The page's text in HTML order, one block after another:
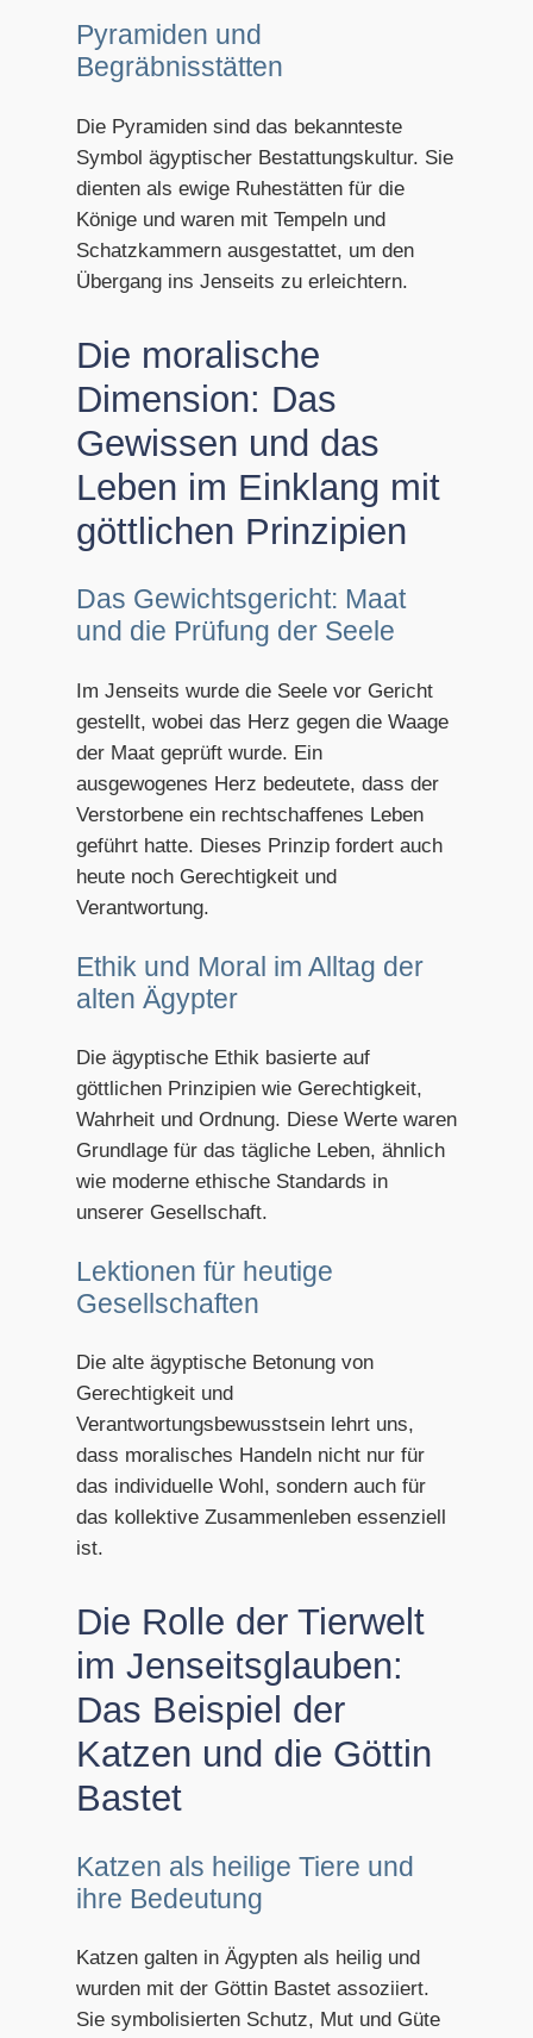
Pyramiden und
Begräbnisstätten
Die Pyramiden sind das bekannteste
Symbol ägyptischer Bestattungskultur. Sie
dienten als ewige Ruhestätten für die
Könige und waren mit Tempeln und
Schatzkammern ausgestattet, um den
Übergang ins Jenseits zu erleichtern.
Die moralische
Dimension: Das
Gewissen und das
Leben im Einklang mit
göttlichen Prinzipien
Das Gewichtsgericht: Maat
und die Prüfung der Seele
Im Jenseits wurde die Seele vor Gericht
gestellt, wobei das Herz gegen die Waage
der Maat geprüft wurde. Ein
ausgewogenes Herz bedeutete, dass der
Verstorbene ein rechtschaffenes Leben
geführt hatte. Dieses Prinzip fordert auch
heute noch Gerechtigkeit und
Verantwortung.
Ethik und Moral im Alltag der
alten Ägypter
Die ägyptische Ethik basierte auf
göttlichen Prinzipien wie Gerechtigkeit,
Wahrheit und Ordnung. Diese Werte waren
Grundlage für das tägliche Leben, ähnlich
wie moderne ethische Standards in
unserer Gesellschaft.
Lektionen für heutige
Gesellschaften
Die alte ägyptische Betonung von
Gerechtigkeit und
Verantwortungsbewusstsein lehrt uns,
dass moralisches Handeln nicht nur für
das individuelle Wohl, sondern auch für
das kollektive Zusammenleben essenziell
ist.
Die Rolle der Tierwelt
im Jenseitsglauben:
Das Beispiel der
Katzen und die Göttin
Bastet
Katzen als heilige Tiere und
ihre Bedeutung
Katzen galten in Ägypten als heilig und
wurden mit der Göttin Bastet assoziiert.
Sie symbolisierten Schutz, Mut und Güte